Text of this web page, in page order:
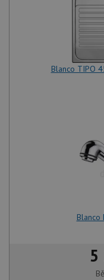
Blanco TIPO
Blanco
5